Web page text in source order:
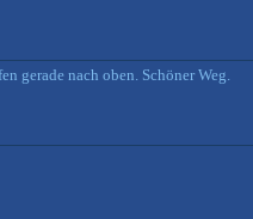
gerade nach oben. Schöner Weg.